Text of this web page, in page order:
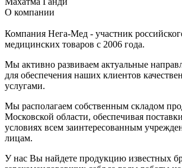
О компании
Компания Нега-Мед - участник
медицинских товаров с 2006 года.
Мы активно развиваем актуальные
для обеспечения наших клиентов
услугами.
Мы располагаем собственным складом
Московской области, обеспечивая
условиях всем заинтересованным
лицам.
У нас Вы найдете продукцию известных